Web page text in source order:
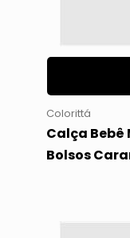
Colorittá
Calça Bebê
Bolsos